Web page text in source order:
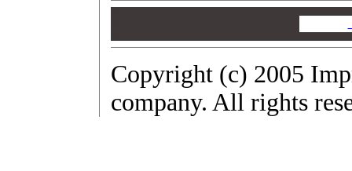
Copyright (c) 2005
company. All rights